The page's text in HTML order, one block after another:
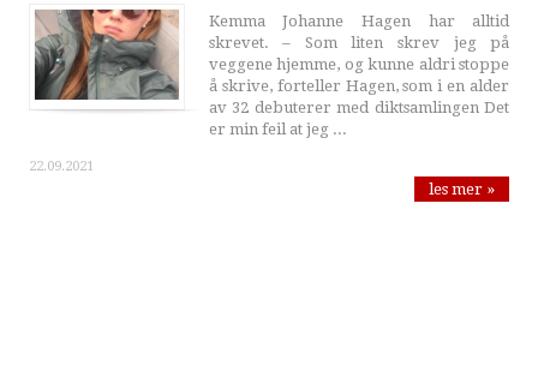
Kemma Johanne Hagen har alltid
skrevet. – Som liten skrev jeg på
veggene hjemme, og kunne aldri stoppe
å skrive, forteller Hagen, som i en alder
av 32 debuterer med diktsamlingen Det
er min feil at jeg ...
22.09.2021
les mer »